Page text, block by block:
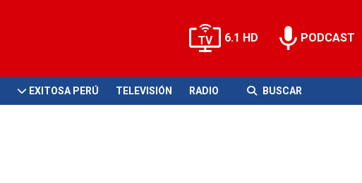
6.1 HD PODCAST
EXITOSA PERÚ TELEVISIÓN RADIO BUSCAR